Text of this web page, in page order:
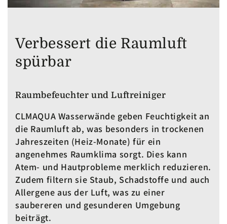
Verbessert die Raumluft
spürbar
Raumbefeuchter und Luftreiniger
CLMAQUA Wasserwände geben Feuchtigkeit an
die Raumluft ab, was besonders in trockenen
Jahreszeiten (Heiz-Monate) für ein
angenehmes Raumklima sorgt. Dies kann
Atem- und Hautprobleme merklich reduzieren.
Zudem filtern sie Staub, Schadstoffe und auch
Allergene aus der Luft, was zu einer
saubereren und gesunderen Umgebung
beiträgt.